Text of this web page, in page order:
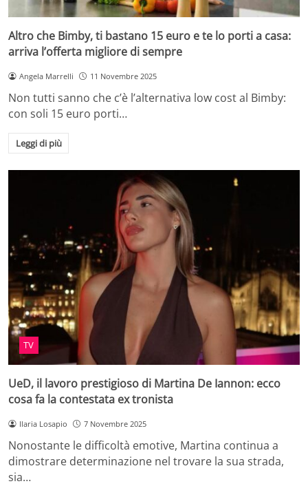
Altro che Bimby, ti bastano 15 euro e te lo porti a casa:
arriva l’offerta migliore di sempre
Angela Marrelli 11 Novembre 2025
Non tutti sanno che c’è l’alternativa low cost al Bimby:
con soli 15 euro porti…
Leggi di più
TV
UeD, il lavoro prestigioso di Martina De Iannon: ecco
cosa fa la contestata ex tronista
Ilaria Losapio 7 Novembre 2025
Nonostante le difficoltà emotive, Martina continua a
dimostrare determinazione nel trovare la sua strada,
sia…